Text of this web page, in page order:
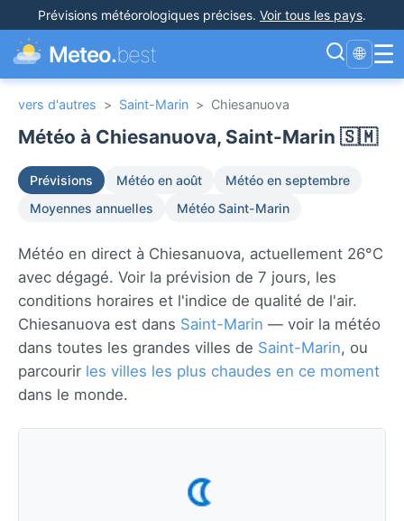
Prévisions météorologiques précises. Voir tous les pays.
Meteo.best 🌐 ☰
vers d'autres > Saint-Marin > Chiesanuova
Météo à Chiesanuova, Saint-Marin 🇸🇲
Prévisions Météo en août
Météo en septembre
Moyennes annuelles
Météo Saint-Marin
Météo en direct à Chiesanuova, actuellement 26°C
avec dégagé. Voir la prévision de 7 jours, les
conditions horaires et l'indice de qualité de l'air.
Chiesanuova est dans Saint-Marin — voir la météo
dans toutes les grandes villes de Saint-Marin, ou
parcourir les villes les plus chaudes en ce moment
dans le monde.